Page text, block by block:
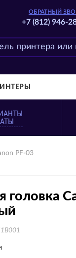
ОБРАТНЫЙ
+7 (812) 946-
PF-03
головка